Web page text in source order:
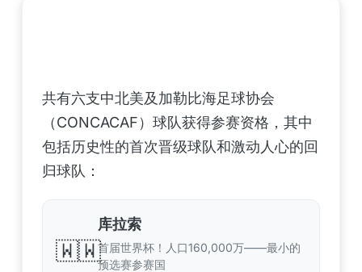
共有六支中北美及加勒比海足球协会
（CONCACAF）球队获得参赛资格，其中
包括历史性的首次晋级球队和激动人心的回
归球队：
🇼🇼
库拉索
首届世界杯！人口160,000万——最小的
预选赛参赛国